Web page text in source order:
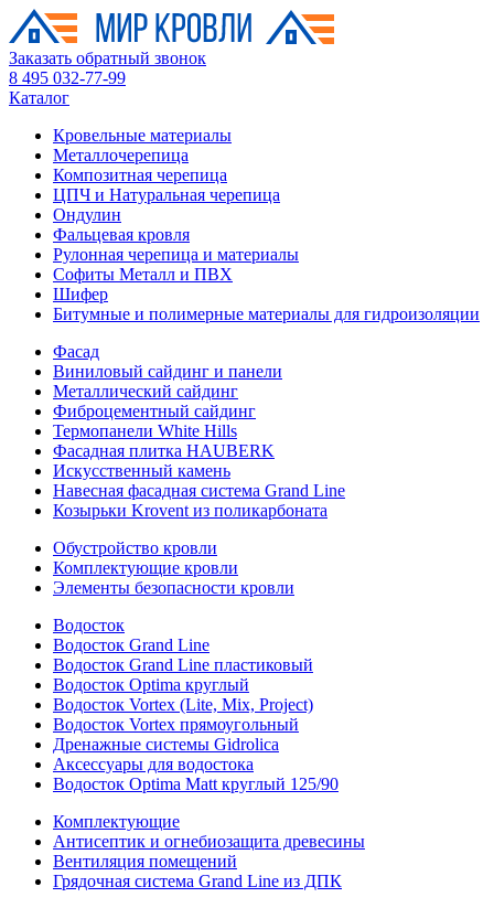
Заказать обратный звонок
8 495 032-77-99
Каталог
Кровельные материалы
Металлочерепица
Композитная черепица
ЦПЧ и Натуральная черепица
Ондулин
Фальцевая кровля
Рулонная черепица и материалы
Софиты Металл и ПВХ
Шифер
Битумные и полимерные материалы для гидроизоляции
Фасад
Виниловый сайдинг и панели
Металлический сайдинг
Фиброцементный сайдинг
Термопанели White Hills
Фасадная плитка HAUBERK
Искусственный камень
Навесная фасадная система Grand Line
Козырьки Krovent из поликарбоната
Обустройство кровли
Комплектующие кровли
Элементы безопасности кровли
Водосток
Водосток Grand Line
Водосток Grand Line пластиковый
Водосток Optima круглый
Водосток Vortex (Lite, Mix, Project)
Водосток Vortex прямоугольный
Дренажные системы Gidrolica
Аксессуары для водостока
Водосток Optima Matt круглый 125/90
Комплектующие
Антисептик и огнебиозащита древесины
Вентиляция помещений
Грядочная система Grand Line из ДПК